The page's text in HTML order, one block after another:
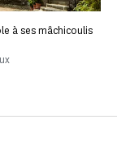
à ses mâchicoulis